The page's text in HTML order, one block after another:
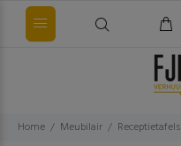
Home Meubilair Receptietafels